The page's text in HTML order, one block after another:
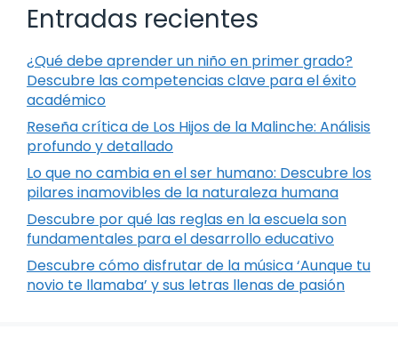
Entradas recientes
¿Qué debe aprender un niño en primer grado?
Descubre las competencias clave para el éxito
académico
Reseña crítica de Los Hijos de la Malinche: Análisis
profundo y detallado
Lo que no cambia en el ser humano: Descubre los
pilares inamovibles de la naturaleza humana
Descubre por qué las reglas en la escuela son
fundamentales para el desarrollo educativo
Descubre cómo disfrutar de la música ‘Aunque tu
novio te llamaba’ y sus letras llenas de pasión